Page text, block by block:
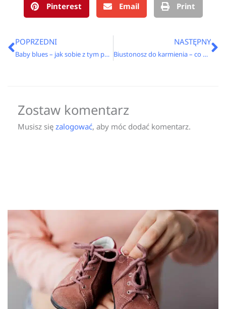
Pinterest Email Print
Prev
POPRZEDNI
Baby blues – jak sobie z tym poradzić?
NASTĘPNY
Biustonosz do karmienia – co warto brać pod uwagę?
Zostaw komentarz
Musisz się zalogować, aby móc dodać komentarz.